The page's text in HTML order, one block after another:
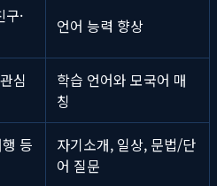
·
언어 능력 향상
심
학습 언어와 모국어 매
칭
등
자기소개, 일상, 문법/단
어 질문